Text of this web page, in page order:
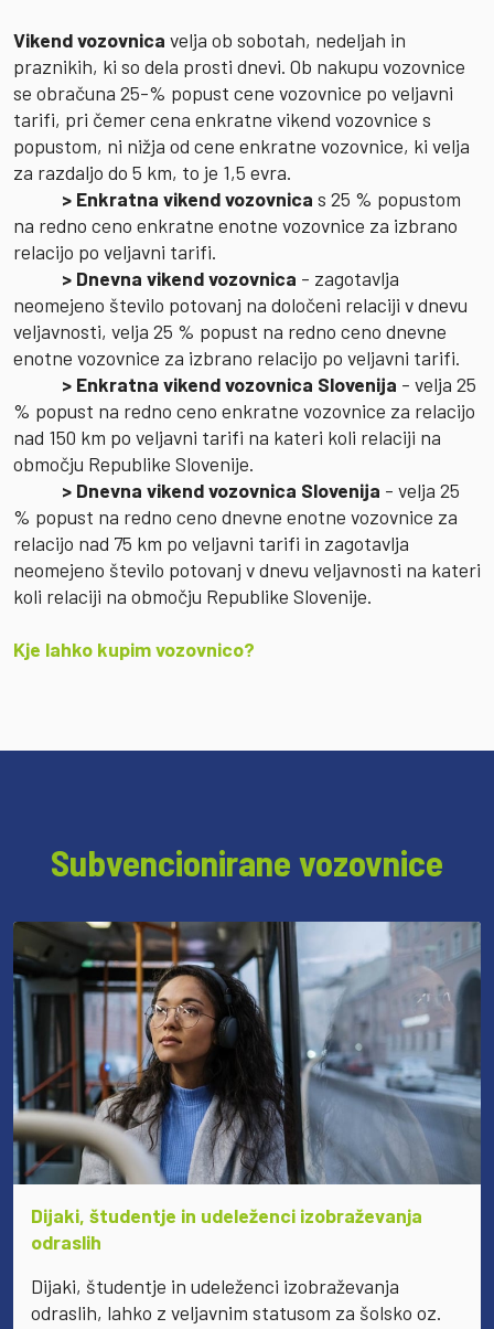
Vikend vozovnica velja ob sobotah, nedeljah in
praznikih, ki so dela prosti dnevi. Ob nakupu vozovnice
se obračuna 25-% popust cene vozovnice po veljavni
tarifi, pri čemer cena enkratne vikend vozovnice s
popustom, ni nižja od cene enkratne vozovnice, ki velja
za razdaljo do 5 km, to je 1,5 evra.
> Enkratna vikend vozovnica s 25 % popustom
na redno ceno enkratne enotne vozovnice za izbrano
relacijo po veljavni tarifi.
> Dnevna vikend vozovnica - zagotavlja
neomejeno število potovanj na določeni relaciji v dnevu
veljavnosti, velja 25 % popust na redno ceno dnevne
enotne vozovnice za izbrano relacijo po veljavni tarifi.
> Enkratna vikend vozovnica Slovenija - velja 25
% popust na redno ceno enkratne vozovnice za relacijo
nad 150 km po veljavni tarifi na kateri koli relaciji na
območju Republike Slovenije.
> Dnevna vikend vozovnica Slovenija - velja 25
% popust na redno ceno dnevne enotne vozovnice za
relacijo nad 75 km po veljavni tarifi in zagotavlja
neomejeno število potovanj v dnevu veljavnosti na kateri
koli relaciji na območju Republike Slovenije.
Kje lahko kupim vozovnico?
Subvencionirane vozovnice
Dijaki, študentje in udeleženci izobraževanja
odraslih
Dijaki, študentje in udeleženci izobraževanja
odraslih, lahko z veljavnim statusom za šolsko oz.